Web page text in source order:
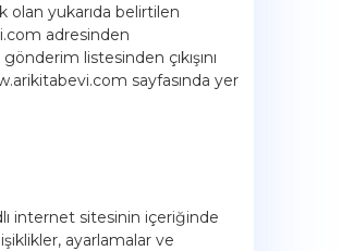
olan yukarıda belirtilen
adresinden
listesinden çıkışını
sayfasında yer
internet sitesinin içeriğinde
ayarlamalar ve